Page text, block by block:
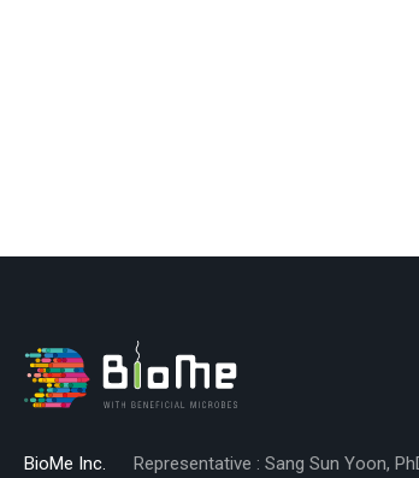
BioMe Inc. Representative : Sang Sun Yoon,